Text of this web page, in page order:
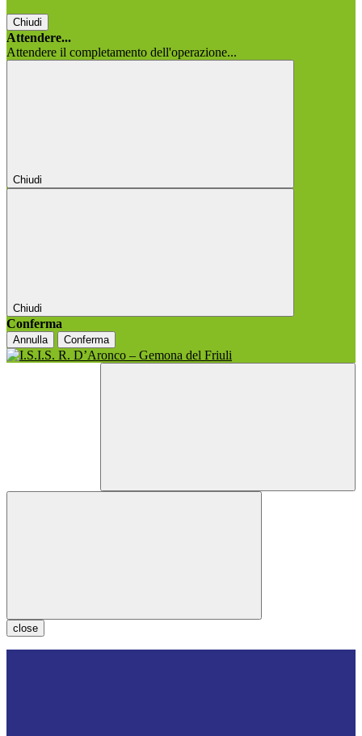
Chiudi
Attendere...
Attendere il completamento dell'operazione...
Chiudi
Chiudi
Conferma
Annulla Conferma
close